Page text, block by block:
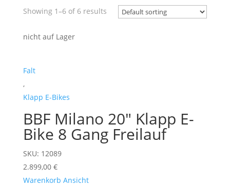
Showing 1–6 of 6 results
nicht auf Lager
Falt
,
Klapp E-Bikes
BBF Milano 20" Klapp E-
Bike 8 Gang Freilauf
SKU: 12089
2.899,00 €
Warenkorb Ansicht